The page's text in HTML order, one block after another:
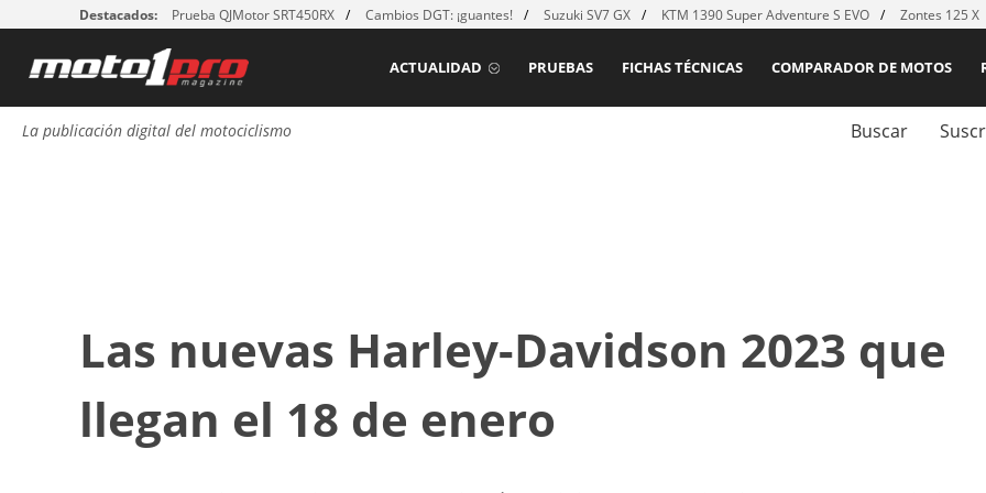
Destacados: Prueba QJMotor SRT450RX Cambios DGT: ¡guantes! Suzuki SV7 GX KTM 1390 Super Adventure S EVO Zontes 125 X
COMPARADOR DE MOTOS
FICHAS TÉCNICAS
PRUEBAS
ACTUALIDAD
La publicación digital del motociclismo Buscar
Las nuevas Harley-Davidson 2023 que
llegan el 18 de enero